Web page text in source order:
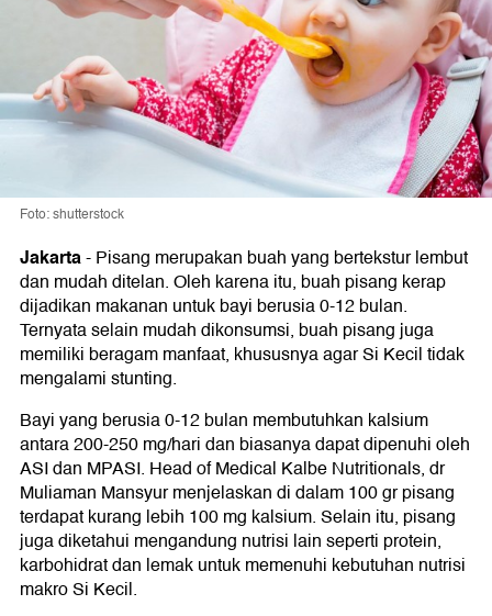
Foto: shutterstock
Jakarta-Pisang merupakan buah yang bertekstur lembut
dan mudah ditelan. Oleh karena itu, buah pisang kerap
dijadikan makanan untuk bayi berusia 0-12 bulan.
Ternyata selain mudah dikonsumsi, buah pisang juga
memiliki beragam manfaat, khususnya agar Si Kecil tidak
mengalami stunting.
Bayi yang berusia 0-12 bulan membutuhkan kalsium
antara 200-250 mg/hari dan biasanya dapat dipenuhi oleh
ASI dan MPASI. Head of Medical Kalbe Nutritionals, dr
Muliaman Mansyur menjelaskan di dalam 100 gr pisang
terdapat kurang lebih 100 mg kalsium. Selain itu, pisang
juga diketahui mengandung nutrisi lain seperti protein,
karbohidrat dan lemak untuk memenuhi kebutuhan nutrisi
makro Si Kecil.